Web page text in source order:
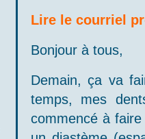
Lire le courriel
Bonjour à tous,
Demain, ça va
temps, mes
commencé à